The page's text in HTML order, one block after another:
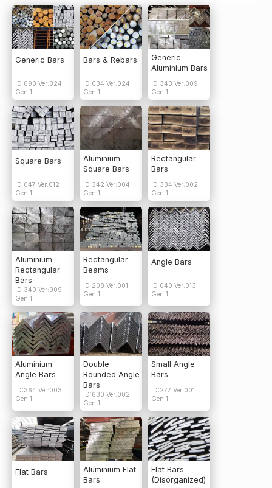
Generic Bars
ID:090 Ver:024
Gen:1
Bars & Rebars
ID:034 Ver:024
Gen:1
Generic
Aluminium Bars
ID:343 Ver:009
Gen:1
Square Bars
ID:047 Ver:012
Gen:1
Aluminium
Square Bars
ID:342 Ver:004
Gen:1
Rectangular
Bars
ID:334 Ver:002
Gen:1
Aluminium
Rectangular
Bars
ID:340 Ver:009
Gen:1
Rectangular
Beams
ID:208 Ver:001
Gen:1
Angle Bars
ID:040 Ver:013
Gen:1
Aluminium
Angle Bars
ID:364 Ver:003
Gen:1
Double
Rounded Angle
Bars
ID:630 Ver:002
Gen:1
Small Angle
Bars
ID:277 Ver:001
Gen:1
Flat Bars
Aluminium Flat
Bars
Flat Bars
(Disorganized)